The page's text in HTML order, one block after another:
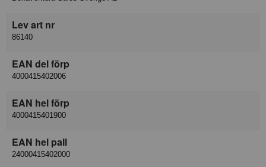
Lev art nr
86140
EAN del förp
4000415402006
EAN hel förp
4000415401900
EAN hel pall
24000415402000